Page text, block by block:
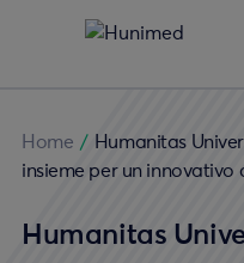
Home / Humanitas
insieme per un innovativo
Humanitas